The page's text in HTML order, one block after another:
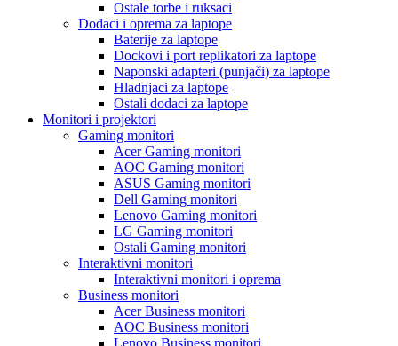
Ostale torbe i ruksaci
Dodaci i oprema za laptope
Baterije za laptope
Dockovi i port replikatori za laptope
Naponski adapteri (punjači) za laptope
Hladnjaci za laptope
Ostali dodaci za laptope
Monitori i projektori
Gaming monitori
Acer Gaming monitori
AOC Gaming monitori
ASUS Gaming monitori
Dell Gaming monitori
Lenovo Gaming monitori
LG Gaming monitori
Ostali Gaming monitori
Interaktivni monitori
Interaktivni monitori i oprema
Business monitori
Acer Business monitori
AOC Business monitori
Lenovo Business monitori